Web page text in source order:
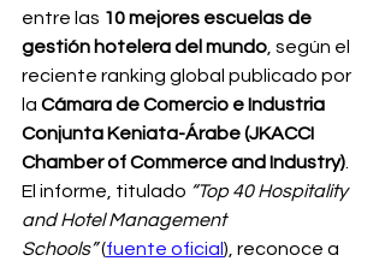
entre las 10 mejores escuelas de
gestión hotelera del mundo , según el
reciente ranking global publicado por
la Cámara de Comercio e Industria
Conjunta Keniata-Árabe (JKACCI
Chamber of Commerce and Industry)
El informe, titulado “Top 40 Hospitality
and Hotel Management
Schools” (fuente oficial ), reconoce a